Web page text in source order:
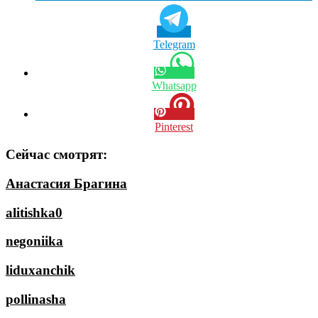
Telegram
Whatsapp
Pinterest
Сейчас смотрят:
Анастасия Брагина
alitishka0
negoniika
liduxanchik
pollinasha